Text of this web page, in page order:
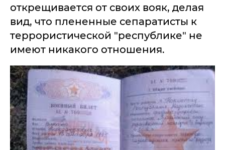
открещивается от своих вояк, делая
вид, что плененные сепаратисты к
террористической "республике" не
имеют никакого отношения.